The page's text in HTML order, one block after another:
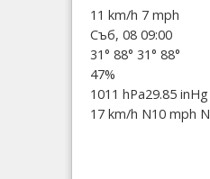
11 km/h 7 mph
Съб, 08 09:00
31° 88° 31° 88°
47%
1011 hPa29.85 inHg
17 km/h N10 mph N